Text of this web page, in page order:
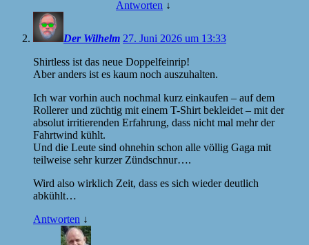
Antworten ↓
Der Wilhelm 27. Juni 2026 um 13:33
Shirtless ist das neue Doppelfeinrip!
Aber anders ist es kaum noch auszuhalten.
Ich war vorhin auch nochmal kurz einkaufen – auf dem
Rollerer und züchtig mit einem T-Shirt bekleidet – mit der
absolut irritierenden Erfahrung, dass nicht mal mehr der
Fahrtwind kühlt.
Und die Leute sind ohnehin schon alle völlig Gaga mit
teilweise sehr kurzer Zündschnur….
Wird also wirklich Zeit, dass es sich wieder deutlich
abkühlt…
Antworten ↓